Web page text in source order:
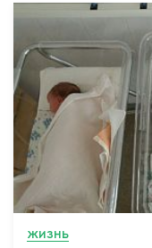
ЖИЗНЬ